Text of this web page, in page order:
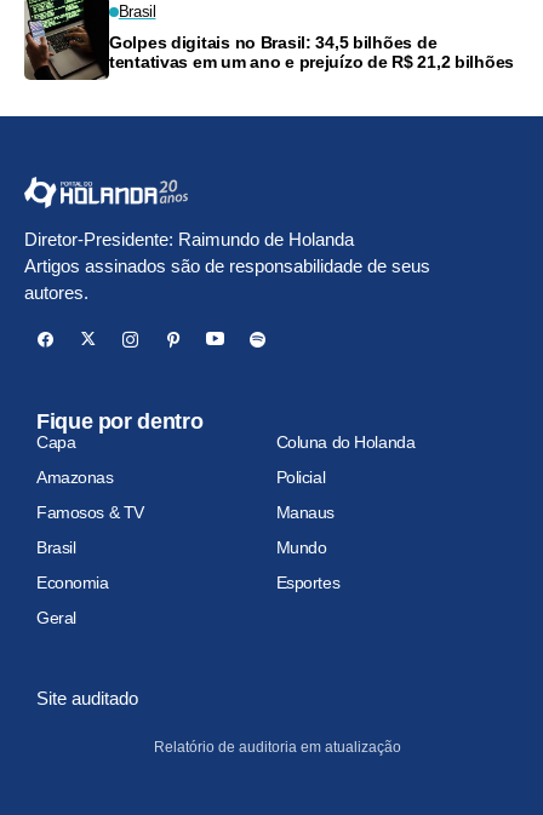
Brasil
Golpes digitais no Brasil: 34,5 bilhões de
tentativas em um ano e prejuízo de R$ 21,2 bilhões
Diretor-Presidente: Raimundo de Holanda
Artigos assinados são de responsabilidade de seus
autores.
Fique por dentro
Capa
Coluna do Holanda
Amazonas
Policial
Famosos & TV
Manaus
Brasil
Mundo
Economia
Esportes
Geral
Site auditado
Relatório de auditoria em atualização